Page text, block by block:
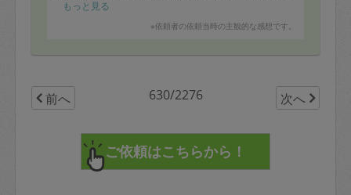
除ができて良かったです。
時間がおしてしまって、最後まで片付けていただき、助
もっと見る
※依頼者の依頼当時の主観的な感想です。
前へ 630/2276 次へ